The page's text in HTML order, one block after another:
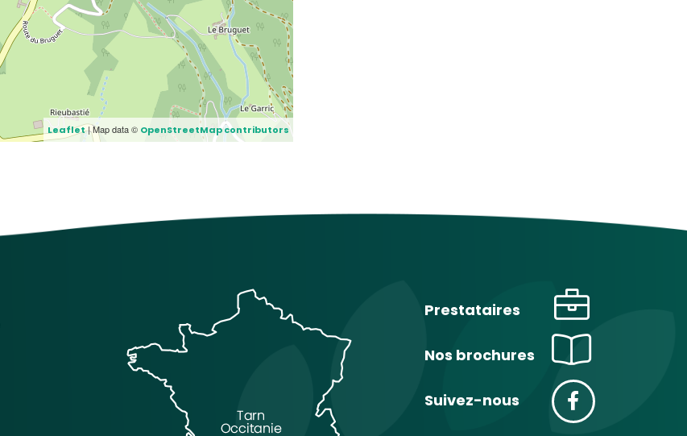
Leaflet| Map data © OpenStreetMap contributors
Prestataires
Nos brochures
Suivez-nous